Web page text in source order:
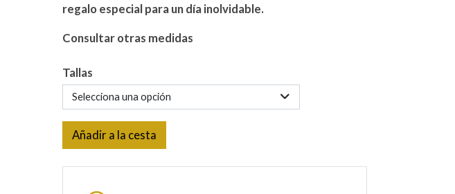
regalo especial para un día inolvidable.
Consultar otras medidas
Tallas
Selecciona una opción
Añadir a la cesta